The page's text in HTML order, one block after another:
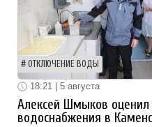
ОТКЛЮЧЕНИЕ ВОДЫ
18:21 | 5 августа
Алексей Шмыков
водоснабжения в